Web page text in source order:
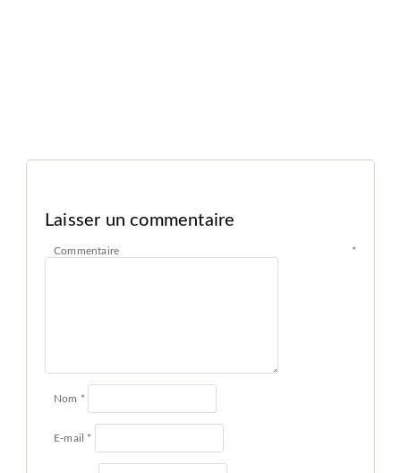
Laisser un commentaire
Commentaire *
Nom *
E-mail *